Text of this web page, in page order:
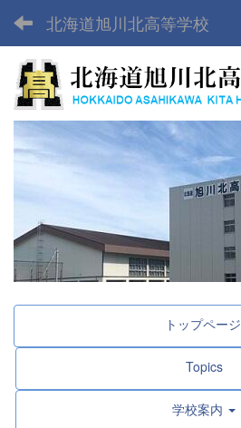
北海道旭川北高等学校
トップページ
Topics
学校案内